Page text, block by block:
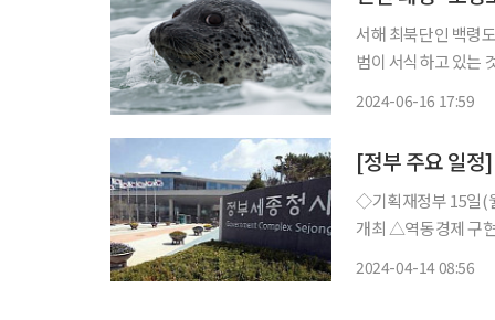
서해 최북단인 백령
범이 서식하고 있는 것으로 확인됐다. 16일 인천
2024-06-16 17:59
[정부 주요 일
◇기획재정부 15일(월) △부총리 08:00 비상경제장관회의(서울청사) △비상경제장관회의
개최 △역동경제 구현을 위한 연구개발(R&D) 혁신 등을 위해 부처 간 벽을 허문다. 16일(화)
2024-04-14 08:56